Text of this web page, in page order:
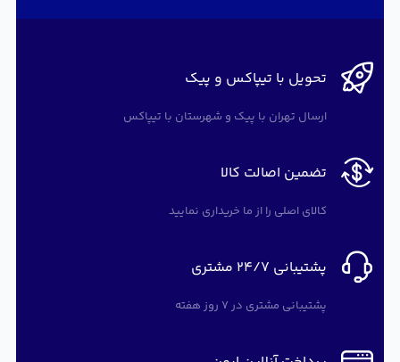
تحویل با تیپاکس و پیک
ارسال تهران با پیک و شهرستان با تیپاکس
تضمین اصالت کالا
کالای اصلی را از ما خریداری نمایید
پشتیبانی 24/7 مشتری
پشتیبانی مشتری در 7 روز هفته